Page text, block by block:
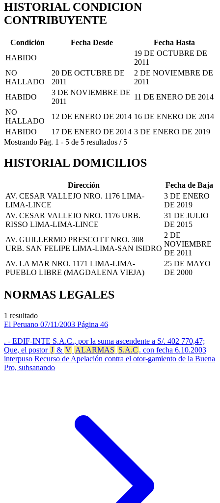
HISTORIAL CONDICION
CONTRIBUYENTE
Condición Fecha Desde
Fecha Hasta
HABIDO
19 DE OCTUBRE DE
2011
NO
HALLADO
20 DE OCTUBRE DE
2011
2 DE NOVIEMBRE DE
2011
HABIDO
3 DE NOVIEMBRE DE
2011
11 DE ENERO DE 2014
NO
HALLADO
12 DE ENERO DE 2014 16 DE ENERO DE 2014
HABIDO
17 DE ENERO DE 2014 3 DE ENERO DE 2019
Mostrando Pág. 1 - 5 de 5 resultados / 5
HISTORIAL DOMICILIOS
Dirección
Fecha de Baja
AV. CESAR VALLEJO NRO. 1176 LIMA-
LIMA-LINCE
3 DE ENERO
DE 2019
AV. CESAR VALLEJO NRO. 1176 URB.
RISSO LIMA-LIMA-LINCE
31 DE JULIO
DE 2015
AV. GUILLERMO PRESCOTT NRO. 308
URB. SAN FELIPE LIMA-LIMA-SAN ISIDRO
2 DE
NOVIEMBRE
DE 2011
AV. LA MAR NRO. 1171 LIMA-LIMA-
PUEBLO LIBRE (MAGDALENA VIEJA)
25 DE MAYO
DE 2000
NORMAS LEGALES
1 resultado
El Peruano 07/11/2003 Página 46
. - EDIF-INTE S.A.C., por la suma ascendente a S/. 402 770,47;
Que, el postor J & V ALARMAS S.A.C . con fecha 6.10.2003
interpuso Recurso de Apelación contra el otor-gamiento de la Buena
Pro, subsanando